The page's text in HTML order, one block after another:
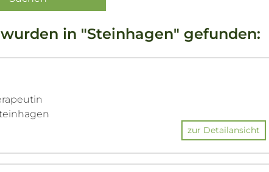
in "Steinhagen" gefunden:
zur Detailansicht